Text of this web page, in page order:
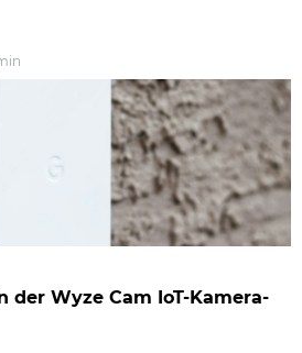
der Wyze Cam IoT-Kamera-